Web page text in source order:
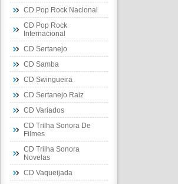
CD Pop Rock Nacional
CD Pop Rock
Internacional
CD Sertanejo
CD Samba
CD Swingueira
CD Sertanejo Raiz
CD Variados
CD Trilha Sonora De
Filmes
CD Trilha Sonora
Novelas
CD Vaqueijada